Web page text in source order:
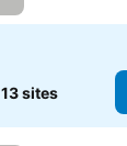
13 sites